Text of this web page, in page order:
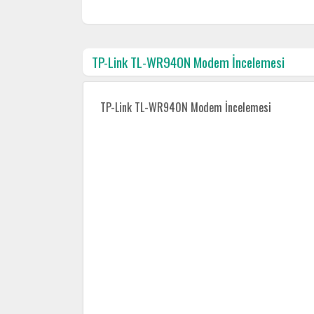
TP-Link TL-WR940N Modem İncelemesi
TP-Link TL-WR940N Modem İncelemesi